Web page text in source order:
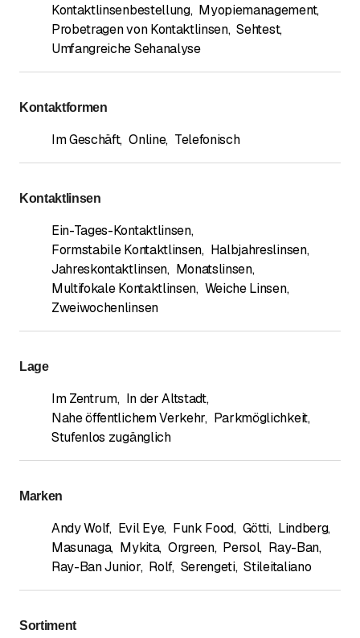
Kontaktlinsenbestellung, Myopiemanagement,
Probetragen von Kontaktlinsen, Sehtest,
Umfangreiche Sehanalyse
Kontaktformen
Im Geschäft, Online, Telefonisch
Kontaktlinsen
Ein-Tages-Kontaktlinsen,
Formstabile Kontaktlinsen, Halbjahreslinsen,
Jahreskontaktlinsen, Monatslinsen,
Multifokale Kontaktlinsen, Weiche Linsen,
Zweiwochenlinsen
Lage
Im Zentrum, In der Altstadt,
Nahe öffentlichem Verkehr, Parkmöglichkeit,
Stufenlos zugänglich
Marken
Andy Wolf, Evil Eye, Funk Food, Götti, Lindberg,
Masunaga, Mykita, Orgreen, Persol, Ray-Ban,
Ray-Ban Junior, Rolf, Serengeti, Stileitaliano
Sortiment